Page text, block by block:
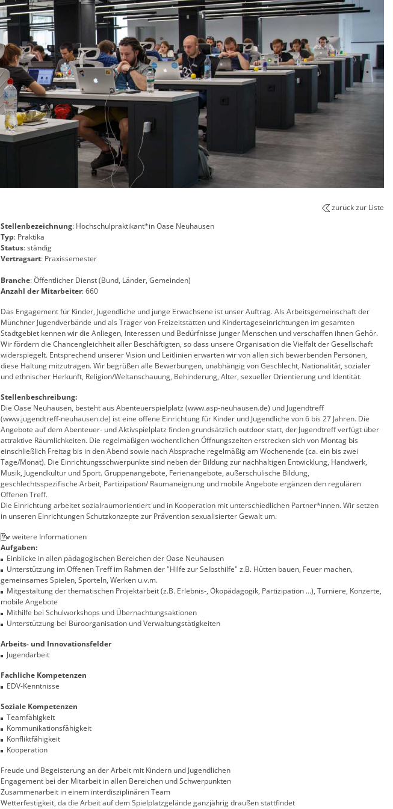
zurück zur Liste
Stellenbezeichnung: Hochschulpraktikant*in Oase Neuhausen
Typ: Praktika
Status: ständig
Vertragsart: Praxissemester
Branche: Öffentlicher Dienst (Bund, Länder, Gemeinden)
Anzahl der Mitarbeiter: 660
Das Engagement für Kinder, Jugendliche und junge Erwachsene ist unser Auftrag. Als Arbeitsgemeinschaft der
Münchner Jugendverbände und als Träger von Freizeitstätten und Kindertageseinrichtungen im gesamten
Stadtgebiet kennen wir die Anliegen, Interessen und Bedürfnisse junger Menschen und verschaffen ihnen Gehör.
Wir fördern die Chancengleichheit aller Beschäftigten, so dass unsere Organisation die Vielfalt der Gesellschaft
widerspiegelt. Entsprechend unserer Vision und Leitlinien erwarten wir von allen sich bewerbenden Personen,
diese Haltung mitzutragen. Wir begrüßen alle Bewerbungen, unabhängig von Geschlecht, Nationalität, sozialer
und ethnischer Herkunft, Religion/Weltanschauung, Behinderung, Alter, sexueller Orientierung und Identität.
Stellenbeschreibung:
Die Oase Neuhausen, besteht aus Abenteuerspielplatz (www.asp-neuhausen.de) und Jugendtreff
(www.jugendtreff-neuhausen.de) ist eine offene Einrichtung für Kinder und Jugendliche von 6 bis 27 Jahren. Die
Angebote auf dem Abenteuer- und Aktivspielplatz finden grundsätzlich outdoor statt, der Jugendtreff verfügt über
attraktive Räumlichkeiten. Die regelmäßigen wöchentlichen Öffnungszeiten erstrecken sich von Montag bis
einschließlich Freitag bis in den Abend sowie nach Absprache regelmäßig am Wochenende (ca. ein bis zwei
Tage/Monat). Die Einrichtungsschwerpunkte sind neben der Bildung zur nachhaltigen Entwicklung, Handwerk,
Musik, Jugendkultur und Sport. Gruppenangebote, Ferienangebote, außerschulische Bildung,
geschlechtsspezifische Arbeit, Partizipation/ Raumaneignung und mobile Angebote ergänzen den regulären
Offenen Treff.
Die Einrichtung arbeitet sozialraumorientiert und in Kooperation mit unterschiedlichen Partner*innen. Wir setzen
in unseren Einrichtungen Schutzkonzepte zur Prävention sexualisierter Gewalt um.
weitere Informationen
Aufgaben:
Einblicke in allen pädagogischen Bereichen der Oase Neuhausen
Unterstützung im Offenen Treff im Rahmen der "Hilfe zur Selbsthilfe" z.B. Hütten bauen, Feuer machen,
gemeinsames Spielen, Sporteln, Werken u.v.m.
Mitgestaltung der thematischen Projektarbeit (z.B. Erlebnis-, Ökopädagogik, Partizipation …), Turniere, Konzerte,
mobile Angebote
Mithilfe bei Schulworkshops und Übernachtungsaktionen
Unterstützung bei Büroorganisation und Verwaltungstätigkeiten
Arbeits- und Innovationsfelder
Jugendarbeit
Fachliche Kompetenzen
EDV-Kenntnisse
Soziale Kompetenzen
Teamfähigkeit
Kommunikationsfähigkeit
Konfliktfähigkeit
Kooperation
Freude und Begeisterung an der Arbeit mit Kindern und Jugendlichen
Engagement bei der Mitarbeit in allen Bereichen und Schwerpunkten
Zusammenarbeit in einem interdisziplinären Team
Wetterfestigkeit, da die Arbeit auf dem Spielplatzgelände ganzjährig draußen stattfindet